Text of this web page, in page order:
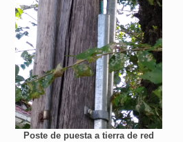
Poste de puesta a tierra de red